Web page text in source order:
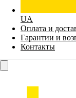
UA
Оплата и
Гарантии и
Контакты